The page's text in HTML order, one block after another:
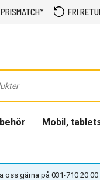
PRISMATCH* FRI
Mobil,
oss gärna på 031-710 20 00